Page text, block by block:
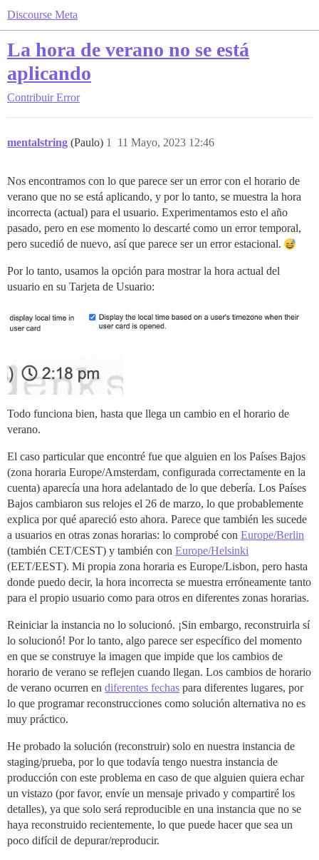
Discourse Meta
La hora de verano no se está
aplicando
Contribuir Error
mentalstring (Paulo) 11 Mayo, 2023 12:46
1
Nos encontramos con lo que parece ser un error con el horario de
verano que no se está aplicando, y por lo tanto, se muestra la hora
incorrecta (actual) para el usuario. Experimentamos esto el año
pasado, pero en ese momento lo descarté como un error temporal,
pero sucedió de nuevo, así que parece ser un error estacional.
Por lo tanto, usamos la opción para mostrar la hora actual del
usuario en su Tarjeta de Usuario:
Todo funciona bien, hasta que llega un cambio en el horario de
verano.
El caso particular que encontré fue que alguien en los Países Bajos
(zona horaria Europe/Amsterdam, configurada correctamente en la
cuenta) aparecía una hora adelantado de lo que debería. Los Países
Bajos cambiaron sus relojes el 26 de marzo, lo que probablemente
explica por qué apareció esto ahora. Parece que también les sucede
a usuarios en otras zonas horarias: lo comprobé con Europe/Berlin
(también CET/CEST) y también con Europe/Helsinki
(EET/EEST). Mi propia zona horaria es Europe/Lisbon, pero hasta
donde puedo decir, la hora incorrecta se muestra erróneamente tanto
para el propio usuario como para otros en diferentes zonas horarias.
Reiniciar la instancia no lo solucionó. ¡Sin embargo, reconstruirla sí
lo solucionó! Por lo tanto, algo parece ser específico del momento
en que se construye la imagen que impide que los cambios de
horario de verano se reflejen cuando llegan. Los cambios de horario
de verano ocurren en diferentes fechas para diferentes lugares, por
lo que programar reconstrucciones como solución alternativa no es
muy práctico.
He probado la solución (reconstruir) solo en nuestra instancia de
staging/prueba, por lo que todavía tengo nuestra instancia de
producción con este problema en caso de que alguien quiera echar
un vistazo (por favor, envíe un mensaje privado y compartiré los
detalles), ya que solo será reproducible en una instancia que no se
haya reconstruido recientemente, lo que puede hacer que sea un
poco difícil de depurar/reproducir.